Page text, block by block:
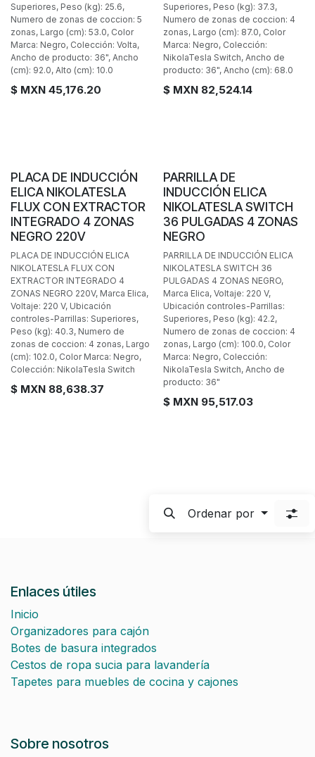
Superiores, Peso (kg): 25.6,
Numero de zonas de coccion: 5
zonas, Largo (cm): 53.0, Color
Marca: Negro, Colección: Volta,
Ancho de producto: 36", Ancho
(cm): 92.0, Alto (cm): 10.0
$ MXN 45,176.20
Superiores, Peso (kg): 37.3,
Numero de zonas de coccion: 4
zonas, Largo (cm): 87.0, Color
Marca: Negro, Colección:
NikolaTesla Switch, Ancho de
producto: 36", Ancho (cm): 68.0
$ MXN 82,524.14
PLACA DE INDUCCIÓN
ELICA NIKOLATESLA
FLUX CON EXTRACTOR
INTEGRADO 4 ZONAS
NEGRO 220V
PLACA DE INDUCCIÓN ELICA
NIKOLATESLA FLUX CON
EXTRACTOR INTEGRADO 4
ZONAS NEGRO 220V, Marca Elica,
Voltaje: 220 V, Ubicación
controles-Parrillas: Superiores,
Peso (kg): 40.3, Numero de
zonas de coccion: 4 zonas, Largo
(cm): 102.0, Color Marca: Negro,
Colección: NikolaTesla Switch
$ MXN 88,638.37
POCAS PIEZAS
PARRILLA DE
INDUCCIÓN ELICA
NIKOLATESLA SWITCH
36 PULGADAS 4 ZONAS
NEGRO
PARRILLA DE INDUCCIÓN ELICA
NIKOLATESLA SWITCH 36
PULGADAS 4 ZONAS NEGRO,
Marca Elica, Voltaje: 220 V,
Ubicación controles-Parrillas:
Superiores, Peso (kg): 42.2,
Numero de zonas de coccion: 4
zonas, Largo (cm): 100.0, Color
Marca: Negro, Colección:
NikolaTesla Switch, Ancho de
producto: 36"
$ MXN 95,517.03
Ordenar por
Enlaces útiles
Inicio
Organizadores para cajón
Botes de basura integrados
Cestos de ropa sucia para lavandería
Tapetes para muebles de cocina y cajones
Sobre nosotros